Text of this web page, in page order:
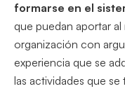
formarse en el
que puedan aportar
organización con
experiencia que se
las actividades que se